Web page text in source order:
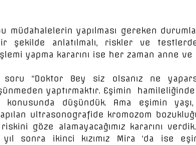
müdahalelerin yapılması gereken
şekilde anlatılmalı, riskler ve
yapma kararını ise her zaman anne
soru “Doktor Bey siz olsanız ne
yaptırmaktır. Eşimin
konusunda düşündük. Ama eşimin
ultrasonografide kromozom
göze alamayacağımız kararını
sonra ikinci kızımız Mira ‘da ise